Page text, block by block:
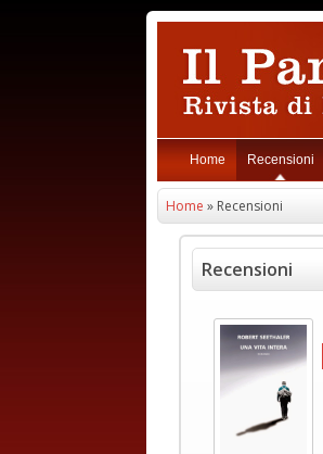
Home Recensioni
Home » Recensioni
Recensioni